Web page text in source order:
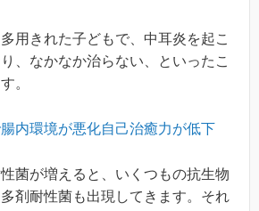
用きれた子どもで、中耳炎を起こ
、なかなか治らない、といったこ
。
内環境が悪化自己治癒力が低下
菌が増えると、いくつもの抗生物
剤耐性菌も出現してきます。それ